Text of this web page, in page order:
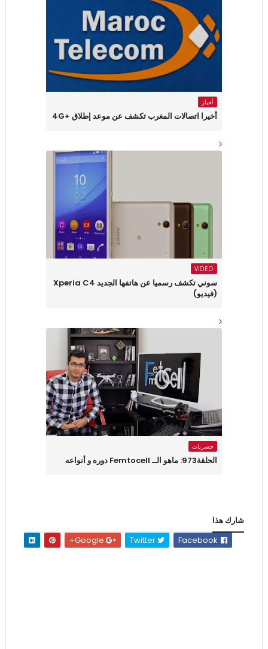
أخبار
أخيرا اتصالات المغرب تكشف عن موعد إطلاق +4G
VIDEO
سوني تكشف رسميا عن هاتفها الجديد Xperia C4
(فيديو)
حصريات
الحلقة973: ماهو الــ Femtocell دوره و أنواعه
شارك هذا
Twitter